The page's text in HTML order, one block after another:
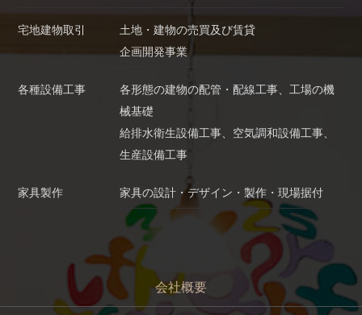
宅地建物取引
土地・建物の売買及び賃貸
企画開発事業
各種設備工事
各形態の建物の配管・配線工事、工場の機
械基礎
給排水衛生設備工事、空気調和設備工事、
生産設備工事
家具製作 家具の設計・デザイン・製作・現場据付
会社概要